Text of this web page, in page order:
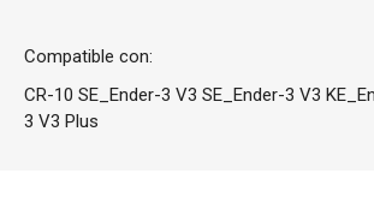
Compatible con:
CR-10 SE_Ender-3 V3 SE_Ender-3 V3
3 V3 Plus